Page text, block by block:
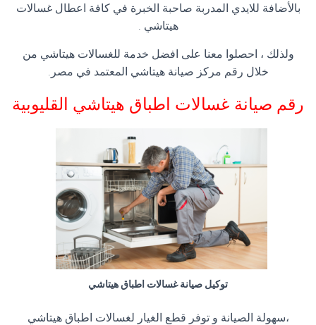
بالأضافة للايدي المدربة صاحبة الخبرة في كافة اعطال غسالات
هيتاشي .
ولذلك ، احصلوا معنا على افضل خدمة للغسالات هيتاشي من
خلال رقم مركز صيانة هيتاشي المعتمد في مصر.
رقم صيانة غسالات اطباق هيتاشي القليوبية
توكيل صيانة غسالات اطباق هيتاشي
،سهولة الصيانة و توفر قطع الغيار لغسالات اطباق هيتاشي